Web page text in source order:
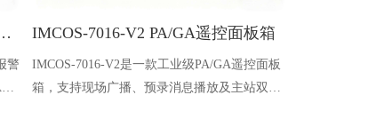
报警及紧急呼叫报警面板
警
IMCOS-7016-V2 PA/GA遥控面板箱
IMCOS-7016-V2是一款工业级PA/GA遥控面板
箱，支持现场广播、预录消息播放及主站双向